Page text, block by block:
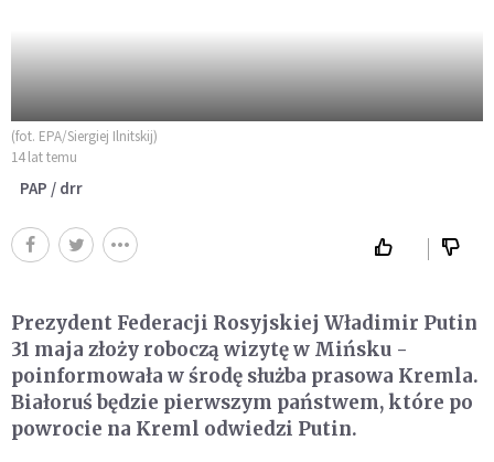
(fot. EPA/Siergiej Ilnitskij)
14 lat temu
PAP / drr
Prezydent Federacji Rosyjskiej Władimir Putin
31 maja złoży roboczą wizytę w Mińsku -
poinformowała w środę służba prasowa Kremla.
Białoruś będzie pierwszym państwem, które po
powrocie na Kreml odwiedzi Putin.